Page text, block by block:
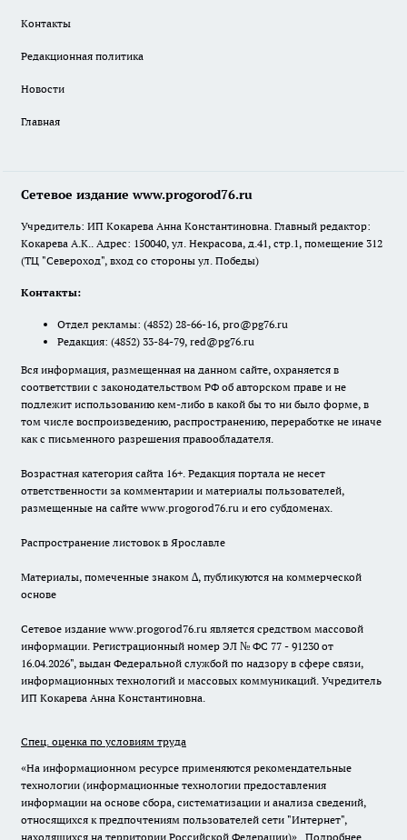
Контакты
Редакционная политика
Новости
Главная
Сетевое издание www.progorod76.ru
Учредитель: ИП Кокарева Анна Константиновна. Главный редактор:
Кокарева А.К.. Адрес: 150040, ул. Некрасова, д.41, стр.1, помещение 312
(ТЦ "Североход", вход со стороны ул. Победы)
Контакты:
Отдел рекламы: (4852) 28-66-16, pro@pg76.ru
Редакция: (4852) 33-84-79, red@pg76.ru
Вся информация, размещенная на данном сайте, охраняется в
соответствии с законодательством РФ об авторском праве и не
подлежит использованию кем-либо в какой бы то ни было форме, в
том числе воспроизведению, распространению, переработке не иначе
как с письменного разрешения правообладателя.
Возрастная категория сайта 16+. Редакция портала не несет
ответственности за комментарии и материалы пользователей,
размещенные на сайте www.progorod76.ru и его субдоменах.
Распространение листовок в Ярославле
Материалы, помеченные знаком ∆, публикуются на коммерческой
основе
Сетевое издание www.progorod76.ru является средством массовой
информации. Регистрационный номер ЭЛ № ФС 77 - 91230 от
16.04.2026", выдан Федеральной службой по надзору в сфере связи,
информационных технологий и массовых коммуникаций. Учредитель
ИП Кокарева Анна Константиновна.
Спец. оценка по условиям труда
«На информационном ресурсе применяются рекомендательные
технологии (информационные технологии предоставления
информации на основе сбора, систематизации и анализа сведений,
относящихся к предпочтениям пользователей сети "Интернет",
находящихся на территории Российской Федерации)». Подробнее